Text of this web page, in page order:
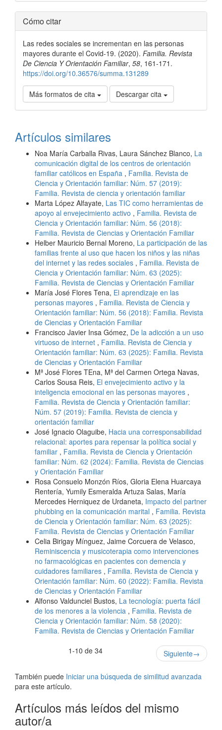
Detalles
del
artículo
Cómo citar
Las redes sociales se incrementan en las personas
mayores durante el Covid-19. (2020). Familia. Revista
De Ciencia Y Orientación Familiar, 58, 161-171.
https://doi.org/10.36576/summa.131289
Más formatos de cita Descargar cita
Artículos similares
Noa María Carballa Rivas, Laura Sánchez Blanco, La
comunicación digital de los centros de orientación
familiar católicos en España , Familia. Revista de
Ciencia y Orientación familiar: Núm. 57 (2019):
Familia. Revista de ciencia y orientación familiar
Marta López Alfayate, Las TIC como herramientas de
apoyo al envejecimiento activo , Familia. Revista de
Ciencia y Orientación familiar: Núm. 56 (2018):
Familia. Revista de Ciencias y Orientación Familiar
Helber Mauricio Bernal Moreno, La participación de las
familias frente al uso que hacen los niños y las niñas
del internet y las redes sociales , Familia. Revista de
Ciencia y Orientación familiar: Núm. 63 (2025):
Familia. Revista de Ciencias y Orientación Familiar
María José Flores Tena, El aprendizaje en las
personas mayores , Familia. Revista de Ciencia y
Orientación familiar: Núm. 56 (2018): Familia. Revista
de Ciencias y Orientación Familiar
Francisco Javier Insa Gómez, De la adicción a un uso
virtuoso de internet , Familia. Revista de Ciencia y
Orientación familiar: Núm. 63 (2025): Familia. Revista
de Ciencias y Orientación Familiar
Mª José Flores TEna, Mª del Carmen Ortega Navas,
Carlos Sousa Reis, El envejecimiento activo y la
inteligencia emocional en las personas mayores ,
Familia. Revista de Ciencia y Orientación familiar:
Núm. 57 (2019): Familia. Revista de ciencia y
orientación familiar
José Ignacio Olaguibe, Hacia una corresponsabilidad
relacional: aportes para repensar la política social y
familiar , Familia. Revista de Ciencia y Orientación
familiar: Núm. 62 (2024): Familia. Revista de Ciencias
y Orientación Familiar
Rosa Consuelo Monzón Ríos, Gloria Elena Huarcaya
Rentería, Yumily Esmeralda Artuza Salas, María
Mercedes Herniquez de Urdaneta, Impacto del partner
phubbing en la comunicación marital , Familia. Revista
de Ciencia y Orientación familiar: Núm. 63 (2025):
Familia. Revista de Ciencias y Orientación Familiar
Celia Birigay Mínguez, Jaime Corcuera de Velasco,
Reminiscencia y musicoterapia como intervenciones
no farmacológicas en pacientes con demencia y
cuidadores familiares , Familia. Revista de Ciencia y
Orientación familiar: Núm. 60 (2022): Familia. Revista
de Ciencias y Orientación Familiar
Alfonso Valdunciel Bustos, La tecnología: puerta fácil
de los menores a la violencia , Familia. Revista de
Ciencia y Orientación familiar: Núm. 58 (2020):
Familia. Revista de Ciencias y Orientación Familiar
1-10 de 34
Siguiente→
También puede Iniciar una búsqueda de similitud avanzada
para este artículo.
Artículos más leídos del mismo
autor/a